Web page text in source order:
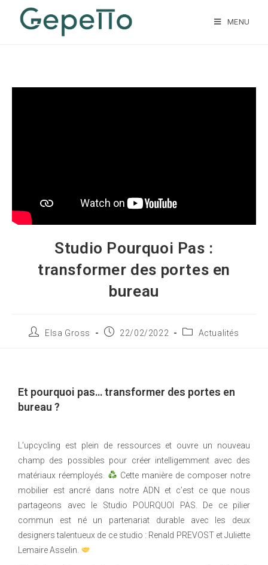
MENU
Studio Pourquoi Pas :
transformer des portes en
bureau
Elsa Gross 22/02/2022 Actualités
Et pourquoi pas… transformer des portes en
bureau ?
L’upcycling est plein de ressources et ouvre un nouveau
champ des possibles pour créer intelligemment avec des
matériaux réemployés.
Cette manière de composer notre
mobilier est ancré dans notre ADN et c’est ce que nous
partageons avec le Studio POURQUOI PAS. De ce pilier
commun est né un partenariat durable avec les deux
designers talentueux de ce studio : Renald PREVOST et Juliette
Lemaire Asselin.